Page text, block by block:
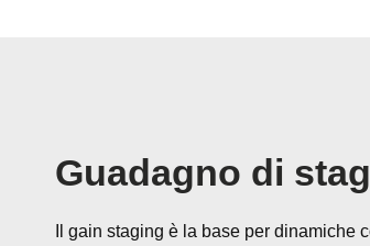
Guadagno di
Il gain staging è la base per